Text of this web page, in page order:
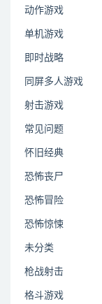
动作游戏
单机游戏
即时战略
同屏多人游戏
射击游戏
常见问题
怀旧经典
恐怖丧尸
恐怖冒险
恐怖惊悚
未分类
枪战射击
格斗游戏